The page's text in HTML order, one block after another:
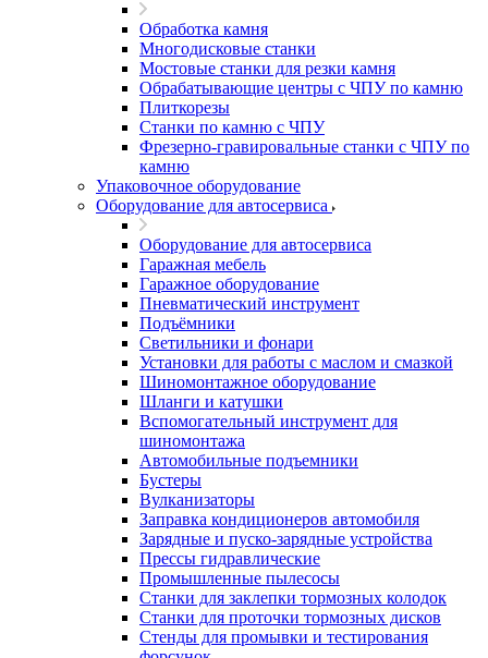
Обработка камня
Многодисковые станки
Мостовые станки для резки камня
Обрабатывающие центры с ЧПУ по камню
Плиткорезы
Станки по камню с ЧПУ
Фрезерно-гравировальные станки с ЧПУ по
камню
Упаковочное оборудование
Оборудование для автосервиса
Оборудование для автосервиса
Гаражная мебель
Гаражное оборудование
Пневматический инструмент
Подъёмники
Светильники и фонари
Установки для работы с маслом и смазкой
Шиномонтажное оборудование
Шланги и катушки
Вспомогательный инструмент для
шиномонтажа
Автомобильные подъемники
Бустеры
Вулканизаторы
Заправка кондиционеров автомобиля
Зарядные и пуско-зарядные устройства
Прессы гидравлические
Промышленные пылесосы
Станки для заклепки тормозных колодок
Станки для проточки тормозных дисков
Стенды для промывки и тестирования